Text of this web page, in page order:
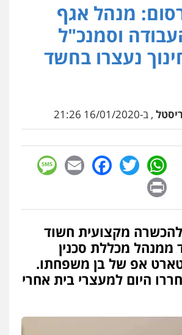
בועז קניג
משפחה כלכלי צבאי
עבירות מין
קורל קרוז – עורך דין פלילי
משפט פלילי
0545437431
תומר בנישתי
מעצרים וחקירות צווארון לבן פשיעה
פשיעה חמורה מעצרים מנהלי רישוי
מנהל אגף
וסמנכ"ל
נעצרו בחשד
, ב-16/01/2020 21:26
WhatsApp
Twitter
Facebook
Email
מקצועית חשוד
מכללת סכנין
אפ של בן משפחתו.
היום למעצרי בית אחרי